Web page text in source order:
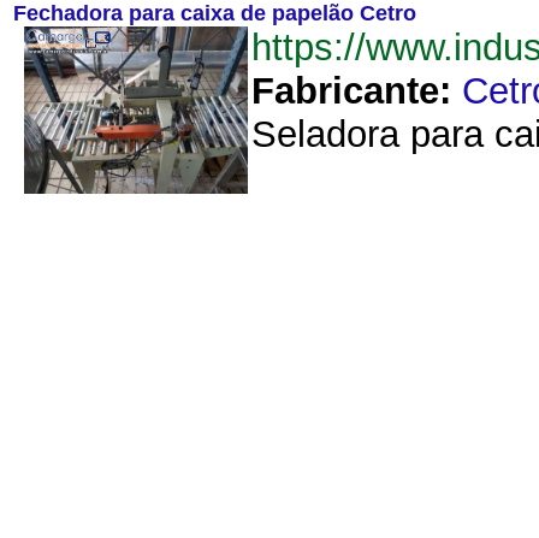
Fechadora para caixa de papelão Cetro
https://
Fabricante:
Seladora para